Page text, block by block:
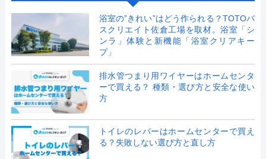
浴室の”きれい”はどう作られる？TOTOバ
スクリエイト佐倉工場を取材。浴室「シ
ンラ」体験と新機能「浴室クリアキー
プ」
排水管つまり用ワイヤーはホームセンタ
ーで買える？ 種類・選び方と安全な使い
方
トイレのレバーはホームセンターで買え
る？失敗しない選び方と直し方